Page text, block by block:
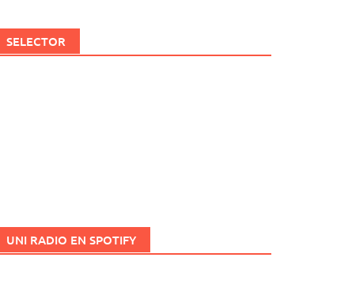
SELECTOR
UNI RADIO EN SPOTIFY